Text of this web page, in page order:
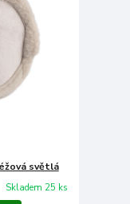
světlá
Skladem 25 ks